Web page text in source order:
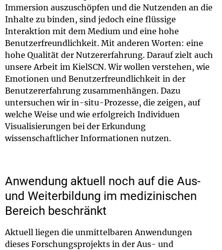
Immersion auszuschöpfen und die Nutzenden an die
Inhalte zu binden, sind jedoch eine flüssige
Interaktion mit dem Medium und eine hohe
Benutzerfreundlichkeit. Mit anderen Worten: eine
hohe Qualität der Nutzererfahrung. Darauf zielt auch
unsere Arbeit im KielSCN. Wir wollen verstehen, wie
Emotionen und Benutzerfreundlichkeit in der
Benutzererfahrung zusammenhängen. Dazu
untersuchen wir in-situ-Prozesse, die zeigen, auf
welche Weise und wie erfolgreich Individuen
Visualisierungen bei der Erkundung
wissenschaftlicher Informationen nutzen.
Anwendung aktuell noch auf die Aus-
und Weiterbildung im medizinischen
Bereich beschränkt
Aktuell liegen die unmittelbaren Anwendungen
dieses Forschungsprojekts in der Aus- und